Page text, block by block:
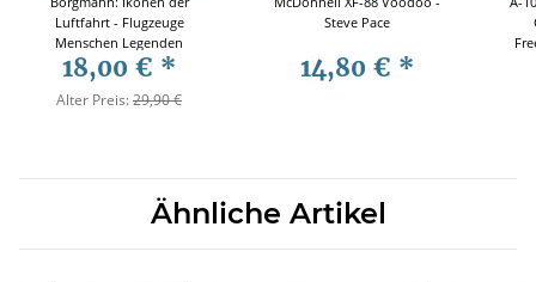
Luftfahrt - Flugzeuge
Menschen Legenden
18,00 € *
Alter Preis:29,90 €
Steve Pace
14,80 € *
Ähnliche Artikel